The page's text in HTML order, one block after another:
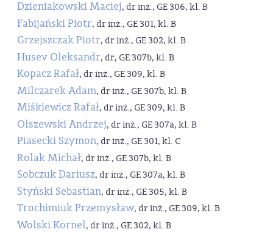
Dzieniakowski Maciej, dr inż., GE 306, kl. B
Fabijański Piotr, dr inż., GE 301, kl. B
Grzejszczak Piotr, dr inż., GE 302, kl. B
Husev Oleksandr, dr, GE 307b, kl. B
Kopacz Rafał, dr inż., GE 309, kl. B
Milczarek Adam, dr inż., GE 307b, kl. B
Miśkiewicz Rafał, dr inż., GE 309, kl. B
Olszewski Andrzej, dr inż., GE 307a, kl. B
Piasecki Szymon, dr inż., GE 301, kl. C
Rolak Michał, dr inż., GE 307b, kl. B
Sobczuk Dariusz, dr inż., GE 307a, kl. B
Styński Sebastian, dr inż., GE 305, kl. B
Trochimiuk Przemysław, dr inż., GE 309, kl. B
Wolski Kornel, dr inż., GE 302, kl. B